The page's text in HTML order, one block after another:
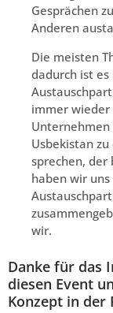
Gesprächen
Anderen
Die meisten
dadurch ist
immer wieder
Unternehmen
Usbekistan
sprechen, der
haben wir uns
wir.
Danke für das
diesen Event
Konzept in der